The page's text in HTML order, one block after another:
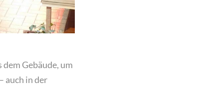
Gebäude, um
auch in der